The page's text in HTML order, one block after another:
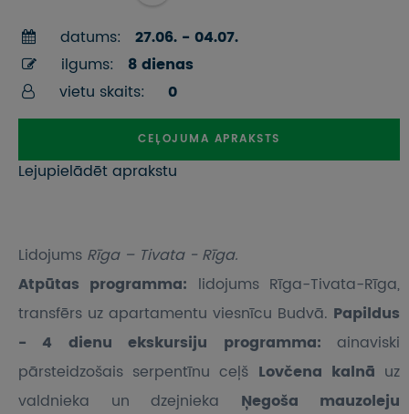
datums:
27.06. - 04.07.
ilgums:
8 dienas
vietu skaits:
0
CEĻOJUMA APRAKSTS
Lejupielādēt aprakstu
Lidojums Rīga – Tivata - Rīga.
Atpūtas programma: lidojums Rīga-Tivata-Rīga,
transfērs uz apartamentu viesnīcu Budvā. Papildus
- 4 dienu ekskursiju programma: ainaviski
pārsteidzošais serpentīnu ceļš Lovčena kalnā uz
valdnieka un dzejnieka Ņegoša mauzoleju